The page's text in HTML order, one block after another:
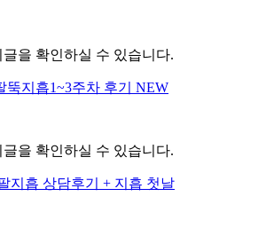
을 확인하실 수 있습니다.
뚝지흡1~3주차 후기 NEW
을 확인하실 수 있습니다.
지흡 상담후기 + 지흡 첫날